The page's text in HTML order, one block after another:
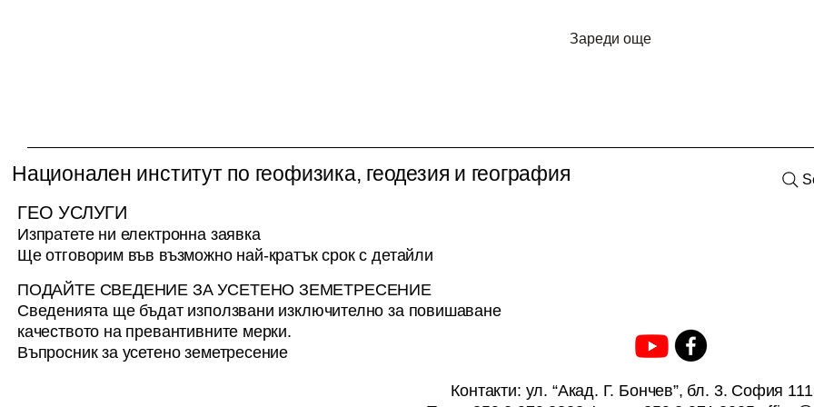
селското стопанство и
потенциала за
Зареди още
Национален институт по геофизика, геодезия и география
ГЕО УСЛУГИ
Изпратете ни електронна заявка
Ще отговорим във възможно най-кратък срок с детайли
ПОДАЙТЕ СВЕДЕНИЕ ЗА УСЕТЕНО ЗЕМЕТРЕСЕНИЕ
Сведенията ще бъдат използвани изключително за повишаване
качеството на превантивните мерки.
Въпросник за усетено земетресение
Контакти: ул. “Акад. Г. Бончев”, бл. 3. София